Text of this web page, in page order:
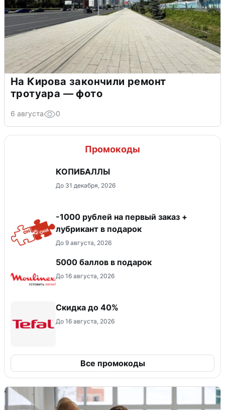
На Кирова закончили ремонт
тротуара — фото
6 августа 0
Промокоды
КОПИБАЛЛЫ
До 31 декабря, 2026
-1000 рублей на первый заказ +
лубрикант в подарок
До 9 августа, 2026
5000 баллов в подарок
До 16 августа, 2026
Скидка до 40%
До 16 августа, 2026
Все промокоды